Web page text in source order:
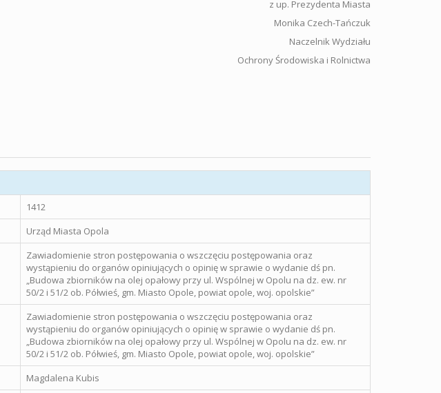
z up. Prezydenta Miasta
Monika Czech-Tańczuk
Naczelnik Wydziału
Ochrony Środowiska i Rolnictwa
1412
Urząd Miasta Opola
Zawiadomienie stron postępowania o wszczęciu postępowania oraz
wystąpieniu do organów opiniujących o opinię w sprawie o wydanie dś pn.
„Budowa zbiorników na olej opałowy przy ul. Wspólnej w Opolu na dz. ew. nr
50/2 i 51/2 ob. Półwieś, gm. Miasto Opole, powiat opole, woj. opolskie”
Zawiadomienie stron postępowania o wszczęciu postępowania oraz
wystąpieniu do organów opiniujących o opinię w sprawie o wydanie dś pn.
„Budowa zbiorników na olej opałowy przy ul. Wspólnej w Opolu na dz. ew. nr
50/2 i 51/2 ob. Półwieś, gm. Miasto Opole, powiat opole, woj. opolskie”
Magdalena Kubis